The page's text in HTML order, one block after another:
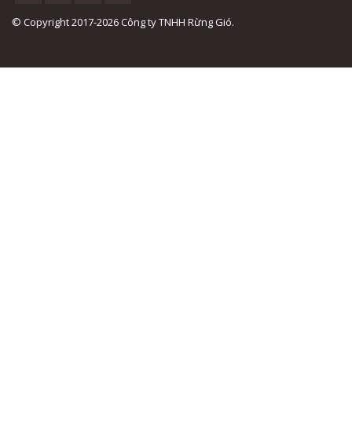
© Copyright 2017-2026 Công ty TNHH Rừng Gió.